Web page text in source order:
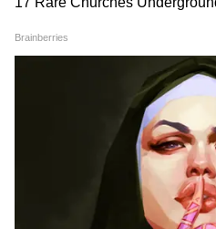
1. राम चरण
मोस्ट अवेटेड फिल्म पेड्डी को
इसी बीच फिल्म की स्टार
आई है। बता दें कि मूवी में
करोड़ फीस वसूली है। ये
फीस है। इससे पहले उन्होंने
करोड़ चार्ज किए थे।
Ram Charan